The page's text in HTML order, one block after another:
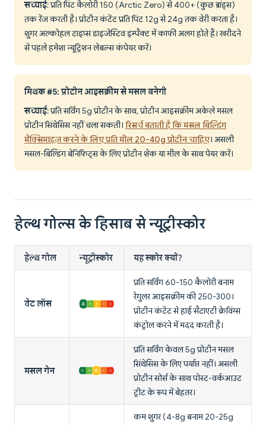
सच्चाई: प्रति पिंट कैलोरी 150 (Arctic Zero) से 400+ (कुछ ब्रांड्स)
तक रेंज करती है। प्रोटीन कंटेंट प्रति पिंट 12g से 24g तक वेरी करता है।
शुगर अल्कोहल टाइप्स डाइजेस्टिव इम्पैक्ट में काफी अलग होते हैं। खरीदने
से पहले हमेशा न्यूट्रिशन लेबल्स कंपेयर करें।
मिथक #5: प्रोटीन आइसक्रीम से मसल बनेगी
सच्चाई: प्रति सर्विंग 5g प्रोटीन के साथ, प्रोटीन आइसक्रीम अकेले मसल
प्रोटीन सिंथेसिस नहीं चला सकती। रिसर्च बताती है कि मसल बिल्डिंग
मैक्सिमाइज़ करने के लिए प्रति मील 20-40g प्रोटीन चाहिए। असली
मसल-बिल्डिंग बेनिफिट्स के लिए प्रोटीन शेक या मील के साथ पेयर करें।
हेल्थ गोल्स के हिसाब से न्यूट्रीस्कोर
हेल्थ गोल न्यूट्रीस्कोर यह स्कोर क्यों?
वेट लॉस
प्रति सर्विंग 60-150 कैलोरी बनाम
रेगुलर आइसक्रीम की 250-300।
प्रोटीन कंटेंट से हाई सैटाएटी क्रेविंग्स
कंट्रोल करने में मदद करती है।
मसल गेन
प्रति सर्विंग केवल 5g प्रोटीन मसल
सिंथेसिस के लिए पर्याप्त नहीं। असली
प्रोटीन सोर्स के साथ पोस्ट-वर्कआउट
ट्रीट के रूप में बेहतर।
कम शुगर (4-8g बनाम 20-25g